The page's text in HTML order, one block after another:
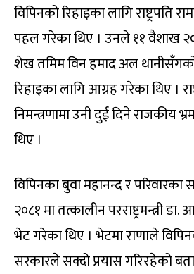
विपिनको रिहाइका लागि राष्ट्रपति
पहल गरेका थिए । उनले ११ वैशाख
शेख तमिम विन हमाद अल
रिहाइका लागि आग्रह गरेका थिए ।
निमन्त्रणामा उनी दुई दिने राजकीय
थिए ।
विपिनका बुवा महानन्द र
२०८१ मा तत्कालीन परराष्ट्रमन्त्री
भेट गरेका थिए । भेटमा राणाले
सरकारले सक्दो प्रयास गरिरहेको